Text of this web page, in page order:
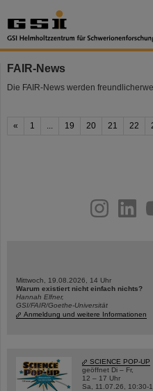
FAIR-News
Die FAIR-News werden
« 1 ... 19 20 21 22
youtubehelmholtz.social
Mittwoch, 19.08.2026, 14 Uhr
Warum existiert nicht einfach nichts?
Hannah Elfner,
GSI/FAIR/Goethe-Universität
Anmeldung und weitere Informationen
SCIENCE POP-UP
geöffnet Di – Fr,
12 – 17 Uhr
Sa, 11.07.26, 10:30-